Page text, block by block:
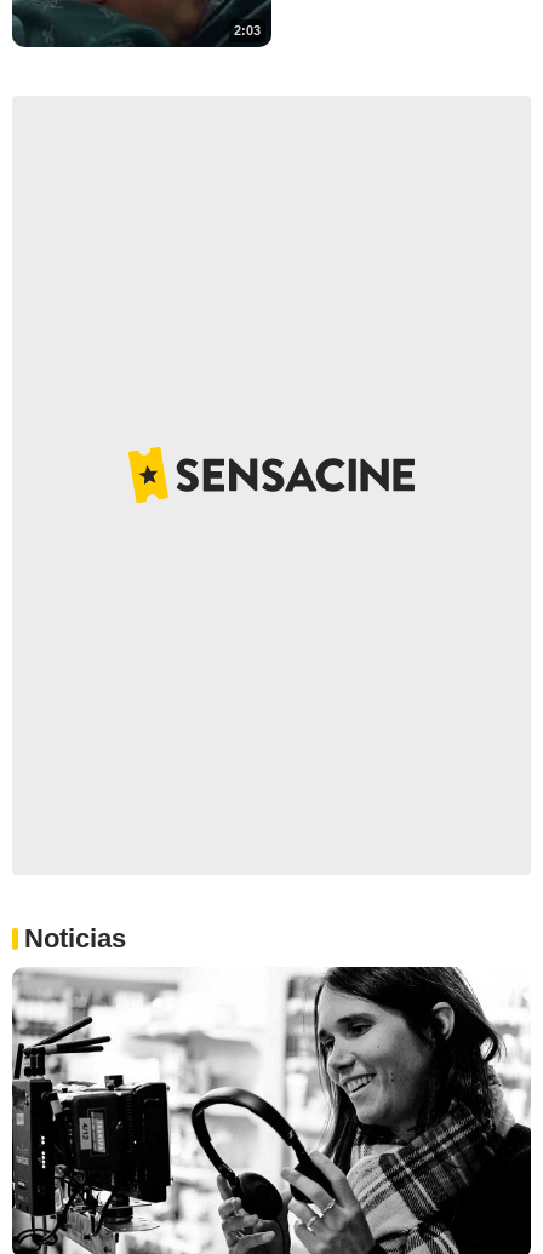
2:03
Noticias